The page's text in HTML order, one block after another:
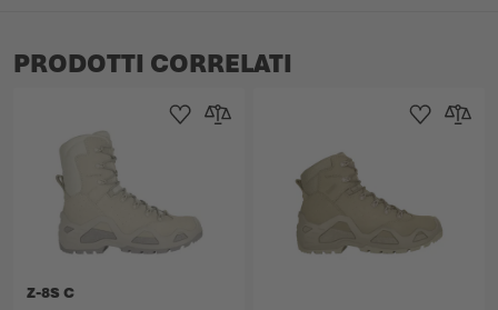
PRODOTTI CORRELATI
Z-8S C
Aggiungi alla Lista dei Desideri
Aggiungi al confronto Aggiungi alla